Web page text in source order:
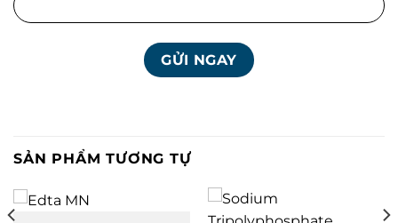
SẢN PHẨM TƯƠNG TỰ